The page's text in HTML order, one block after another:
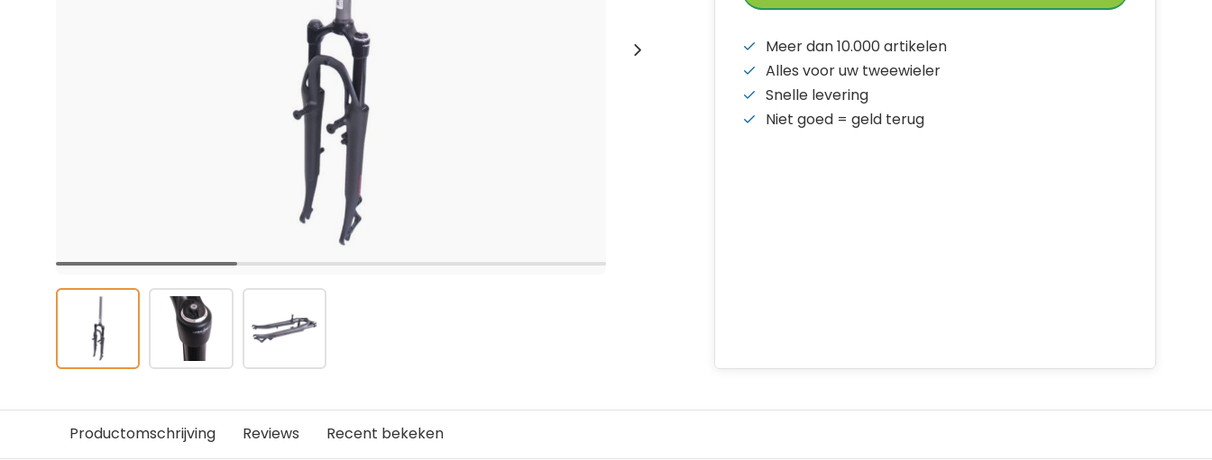
Meer dan 10.000 artikelen
Alles voor uw tweewieler
Snelle levering
Niet goed = geld terug
Productomschrijving Reviews Recent bekeken